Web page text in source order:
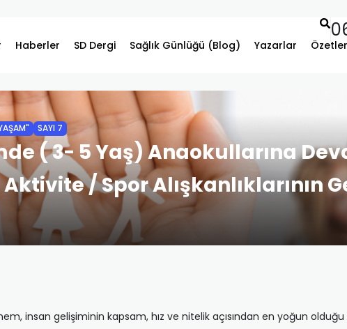
Haberler SD Dergi Sağlık Günlüğü (Blog) Yazarlar Özetler
SAYI 7
( 3- 5 Yaş) Anaokullarına
/ Spor Alışkanlıklarının
insan gelişiminin kapsam, hız ve nitelik açısından en yoğun